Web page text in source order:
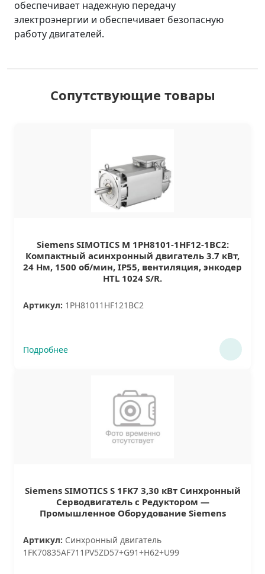
обеспечивает надежную передачу
электроэнергии и обеспечивает безопасную
работу двигателей.
Сопутствующие товары
Siemens SIMOTICS M 1PH8101-1HF12-1BC2:
Компактный асинхронный двигатель 3.7 кВт,
24 Нм, 1500 об/мин, IP55, вентиляция, энкодер
HTL 1024 S/R.
Артикул: 1PH81011HF121BC2
Подробнее
Siemens SIMOTICS S 1FK7 3,30 кВт Синхронный
Серводвигатель с Редуктором —
Промышленное Оборудование Siemens
Артикул: Синхронный двигатель
1FK70835AF711PV5ZD57+G91+H62+U99